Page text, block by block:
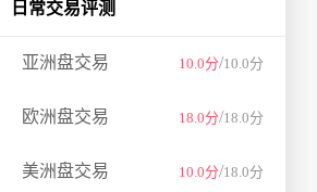
日常交易评测
亚洲盘交易 10.0分/10.0分
欧洲盘交易 18.0分/18.0分
美洲盘交易 10.0分/18.0分